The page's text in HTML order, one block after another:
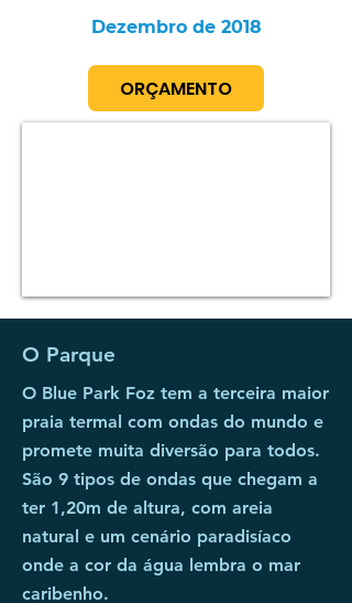
Dezembro de 2018
ORÇAMENTO
O Parque
O Blue Park Foz tem a terceira maior
praia termal com ondas do mundo e
promete muita diversão para todos.
São 9 tipos de ondas que chegam a
ter 1,20m de altura, com areia
natural e um cenário paradisíaco
onde a cor da água lembra o mar
caribenho.